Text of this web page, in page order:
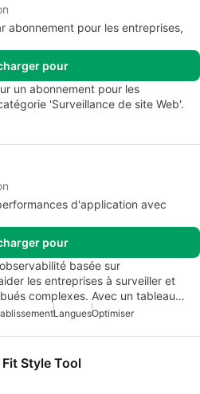
abonnement pour les entreprises,
pour
un abonnement pour les
'Surveillance de site Web'.
d'application avec
pour
basée sur
les entreprises à surveiller et
complexes. Avec un tableau…
LanguesOptimiser
Style Tool